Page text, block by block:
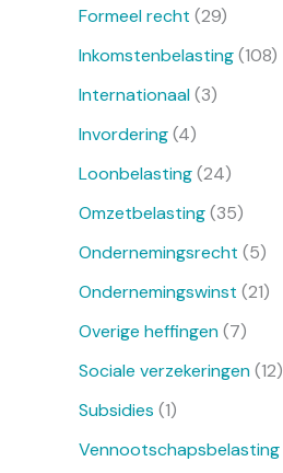
Formeel recht (29)
Inkomstenbelasting(108)
Internationaal(3)
Invordering(4)
Loonbelasting(24)
Omzetbelasting(35)
Ondernemingsrecht (5)
Ondernemingswinst (21)
Overige heffingen(7)
Sociale verzekeringen(12)
Subsidies (1)
Vennootschapsbelasting